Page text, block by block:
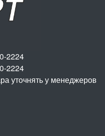
2224
2224
уточнять у менеджеров